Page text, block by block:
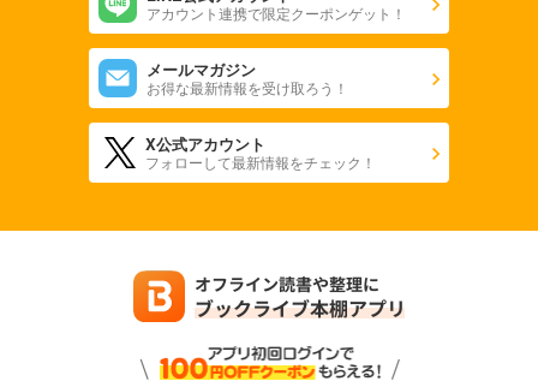
アカウント連携で限定クーポンゲット！
メールマガジン
お得な最新情報を受け取ろう！
X公式アカウント
フォローして最新情報をチェック！